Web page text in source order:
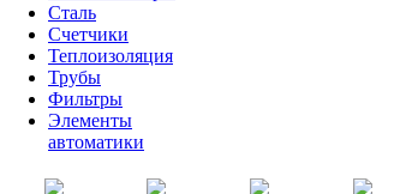
Сталь
Счетчики
Теплоизоляция
Трубы
Фильтры
Элементы
автоматики